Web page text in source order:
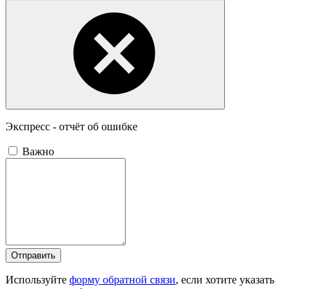
Экспресс - отчёт об ошибке
Важно
Отправить
Используйте форму обратной связи, если хотите указать